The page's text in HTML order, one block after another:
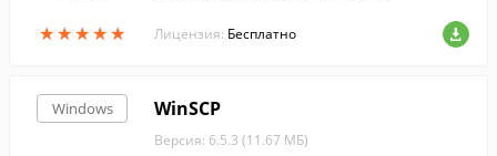
★★★★★
★★★★★ Лицензия: Бесплатно
Windows WinSCP
Версия: 6.5.3 (11.67 МБ)